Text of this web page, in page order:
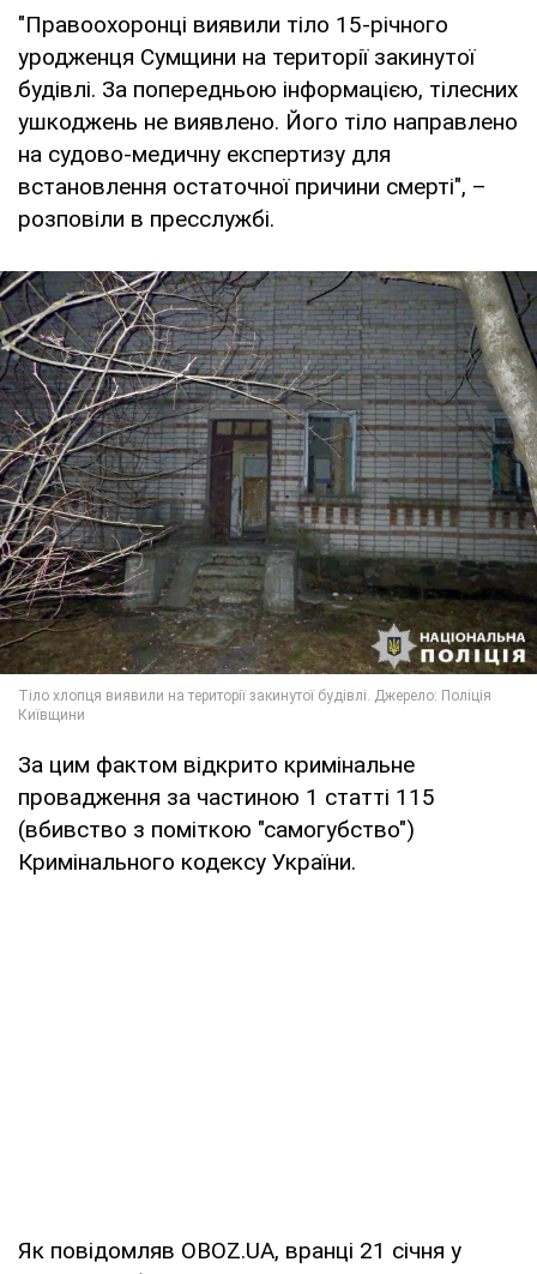
"Правоохоронці виявили тіло 15-річного
уродженця Сумщини на території закинутої
будівлі. За попередньою інформацією, тілесних
ушкоджень не виявлено. Його тіло направлено
на судово-медичну експертизу для
встановлення остаточної причини смерті", –
розповіли в пресслужбі.
За цим фактом відкрито кримінальне
провадження за частиною 1 статті 115
(вбивство з поміткою "самогубство")
Кримінального кодексу України.
Як повідомляв OBOZ.UA, вранці 21 січня у